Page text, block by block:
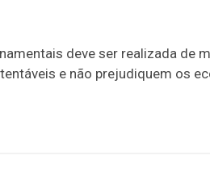
deve ser realizada de
e não prejudiquem os